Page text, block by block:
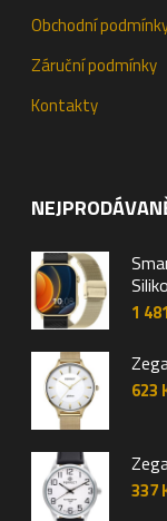
Obchodní
Záruční podmínky
Kontakty
1 481
623
337